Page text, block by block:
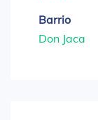
Barrio
Don Jaca